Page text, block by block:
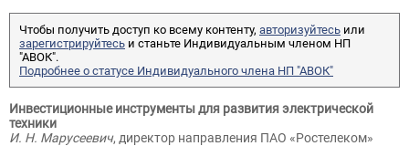
Чтобы получить доступ ко всему контенту, авторизуйтесь или
зарегистрируйтесь и станьте Индивидуальным членом НП
"АВОК".
Подробнее о статусе Индивидуального члена НП "АВОК"
Инвестиционные инструменты для развития электрической
техники
И. Н. Марусеевич, директор направления ПАО «Ростелеком»